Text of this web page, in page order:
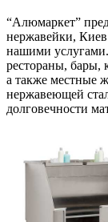
“Алюмаркет”
нержавейки, Киев
нашими
рестораны, бары,
а также местные
нержавеющей
долговечности